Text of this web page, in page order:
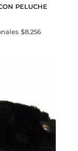
PELUCHE
$8.256